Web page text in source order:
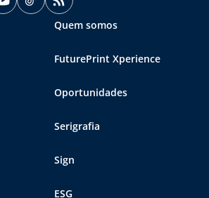
Quem somos
FuturePrint Xperience
Oportunidades
Serigrafia
Sign
ESG